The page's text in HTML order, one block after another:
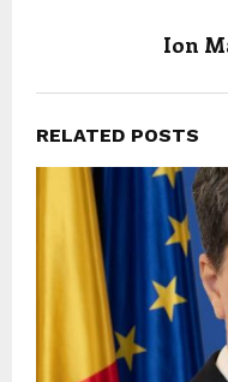
Ion
RELATED POSTS